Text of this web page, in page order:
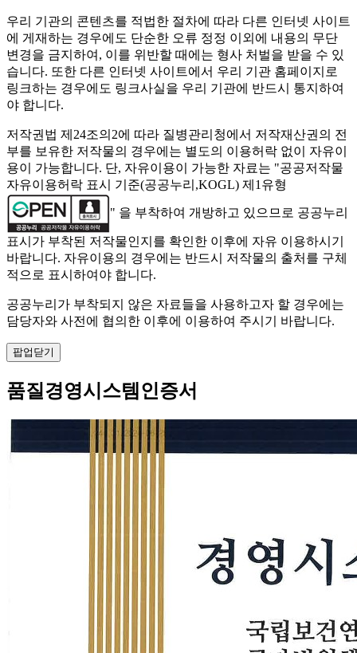
우리 기관의 콘텐츠를 적법한 절차에 따라 다른 인터넷 사이트
에 게재하는 경우에도 단순한 오류 정정 이외에 내용의 무단
변경을 금지하여, 이를 위반할 때에는 형사 처벌을 받을 수 있
습니다. 또한 다른 인터넷 사이트에서 우리 기관 홈페이지로
링크하는 경우에도 링크사실을 우리 기관에 반드시 통지하여
야 합니다.
저작권법 제24조의2에 따라 질병관리청에서 저작재산권의 전
부를 보유한 저작물의 경우에는 별도의 이용허락 없이 자유이
용이 가능합니다. 단, 자유이용이 가능한 자료는 "공공저작물
자유이용허락 표시 기준(공공누리,KOGL) 제1유형
" 을 부착하여 개방하고 있으므로 공공누리
표시가 부착된 저작물인지를 확인한 이후에 자유 이용하시기
바랍니다. 자유이용의 경우에는 반드시 저작물의 출처를 구체
적으로 표시하여야 합니다.
공공누리가 부착되지 않은 자료들을 사용하고자 할 경우에는
담당자와 사전에 협의한 이후에 이용하여 주시기 바랍니다.
팝업닫기
품질경영시스템인증서